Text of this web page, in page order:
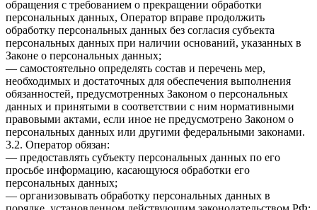
обращения с требованием о прекращении обработки
персональных данных, Оператор вправе продолжить
обработку персональных данных без согласия субъекта
персональных данных при наличии оснований, указанных в
Законе о персональных данных;
— самостоятельно определять состав и перечень мер,
необходимых и достаточных для обеспечения выполнения
обязанностей, предусмотренных Законом о персональных
данных и принятыми в соответствии с ним нормативными
правовыми актами, если иное не предусмотрено Законом о
персональных данных или другими федеральными законами.
3.2. Оператор обязан:
— предоставлять субъекту персональных данных по его
просьбе информацию, касающуюся обработки его
персональных данных;
— организовывать обработку персональных данных в